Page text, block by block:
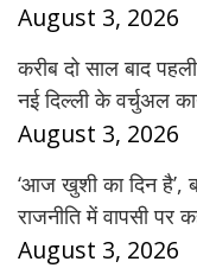
August 3, 2026
करीब दो साल बाद
नई दिल्ली के वर्चुअल
August 3, 2026
‘आज खुशी का दिन है’,
राजनीति में वापसी पर
August 3, 2026